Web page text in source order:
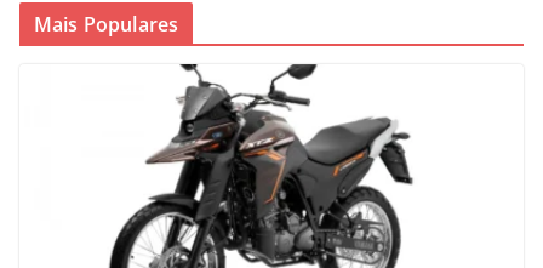
Mais Populares